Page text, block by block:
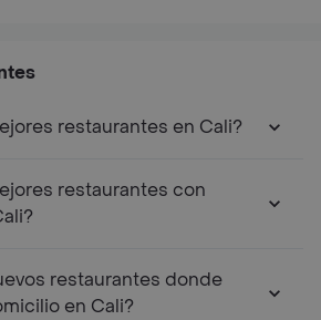
restaurantes en Cali?
restaurantes con
restaurantes donde
en Cali?